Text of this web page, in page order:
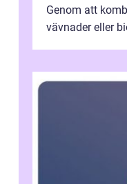
Genom att
vävnader eller